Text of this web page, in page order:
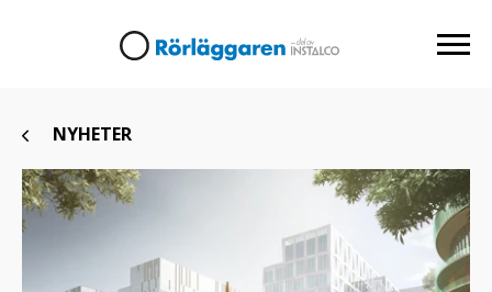
NYHETER